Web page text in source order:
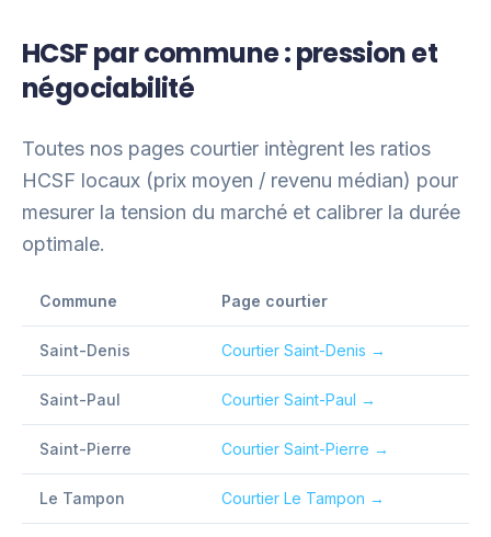
HCSF par commune : pression et
négociabilité
Toutes nos pages courtier intègrent les ratios
HCSF locaux (prix moyen / revenu médian) pour
mesurer la tension du marché et calibrer la durée
optimale.
Commune Page courtier
Saint-Denis Courtier Saint-Denis →
Saint-Paul Courtier Saint-Paul →
Saint-Pierre Courtier Saint-Pierre →
Le Tampon Courtier Le Tampon →